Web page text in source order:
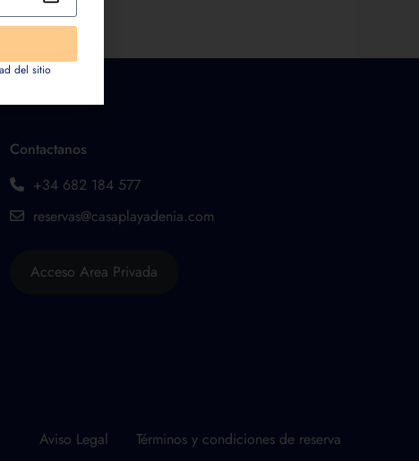
Contactanos
+34 682 184 577
reservas@casaplayadenia.com
Acceso Area Privada
Aviso Legal Términos y condiciones de reserva
del sitio